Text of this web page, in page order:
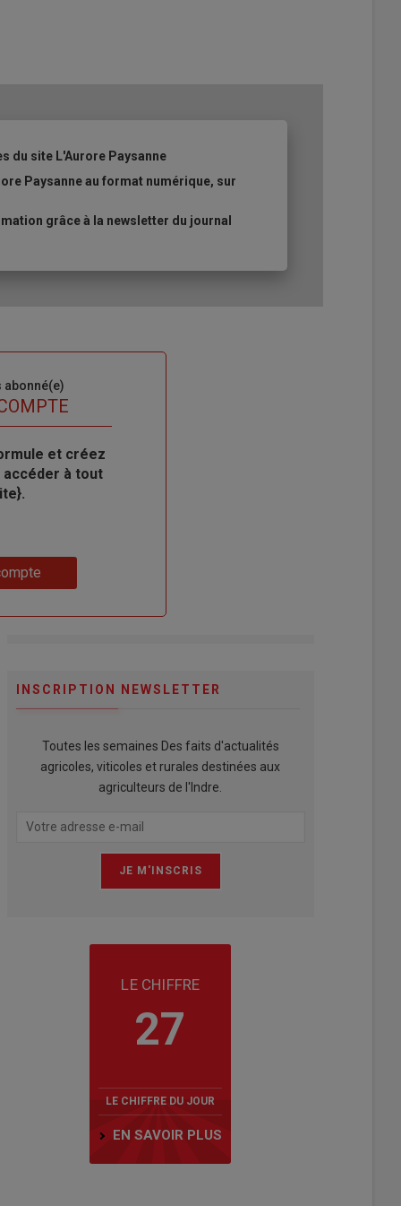
du site L'Aurore Paysanne
Paysanne au format numérique, sur
grâce à la newsletter du journal
abonné(e)
et créez
à tout
INSCRIPTION NEWSLETTER
Toutes les semaines Des faits d'actualités
agricoles, viticoles et rurales destinées aux
agriculteurs de l'Indre.
LE CHIFFRE
27
LE CHIFFRE DU JOUR
EN SAVOIR PLUS